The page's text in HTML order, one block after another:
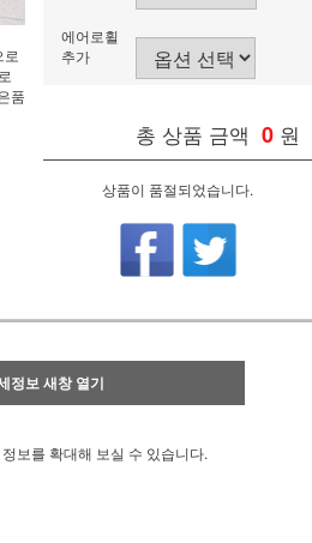
품
에어로휠
추가
총 상품 금액 0 원
상품이 품절되었습니다.
정보 새창 열기
보를 확대해 보실 수 있습니다.